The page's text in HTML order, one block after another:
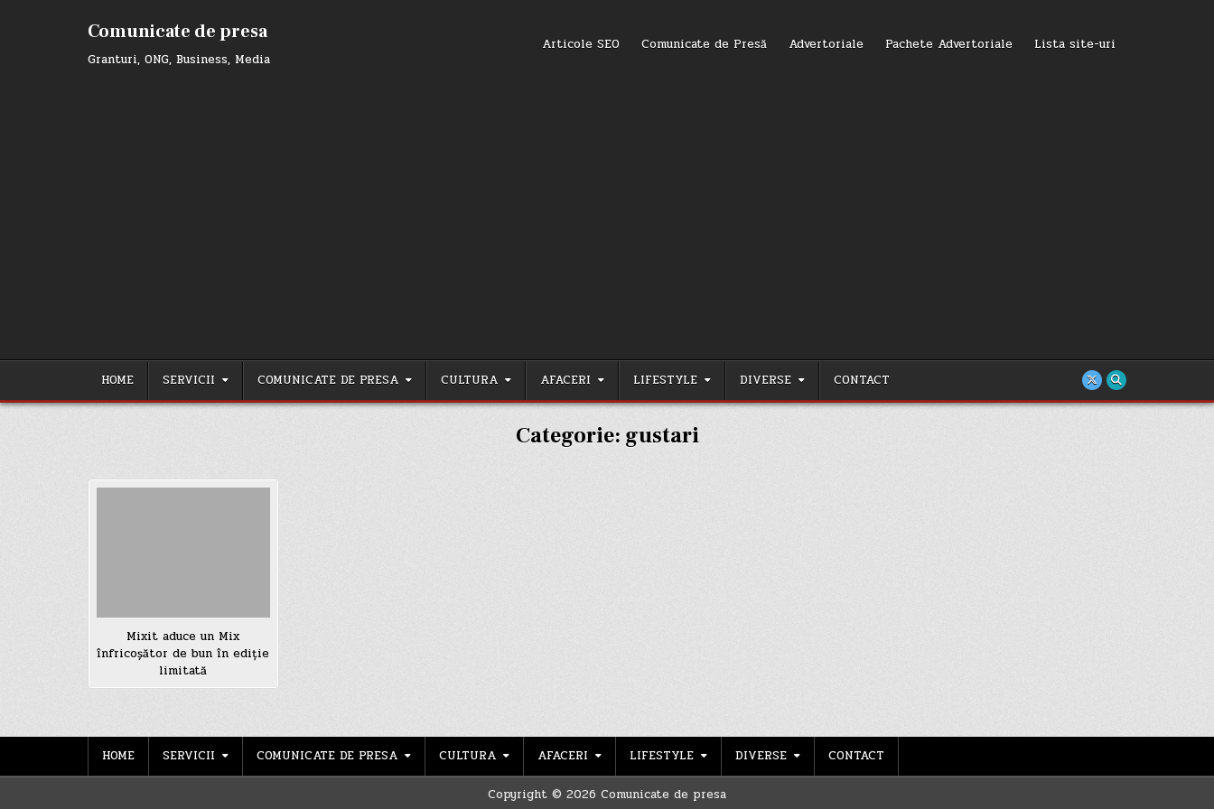
Comunicate de presa
Granturi, ONG, Business, Media
Articole SEO Comunicate de Presă Advertoriale Pachete Advertoriale Lista site-uri
HOME SERVICII COMUNICATE DE PRESA CULTURA AFACERI LIFESTYLE DIVERSE CONTACT
Categorie: gustari
Mixit aduce un Mix
înfricoșător de bun în ediție
limitată
HOME SERVICII COMUNICATE DE PRESA CULTURA AFACERI LIFESTYLE DIVERSE CONTACT
Copyright © 2026 Comunicate de presa